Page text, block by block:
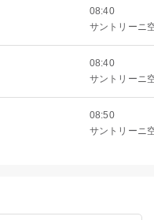
08:40
サントリーニ
08:40
サントリーニ
08:50
サントリーニ